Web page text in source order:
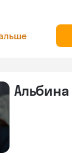
Альбина